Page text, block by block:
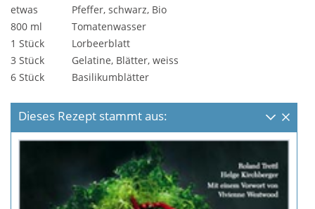
etwas
Pfeffer, schwarz, Bio
800 ml
Tomatenwasser
1 Stück
Lorbeerblatt
3 Stück
Gelatine, Blätter, weiss
6 Stück
Basilikumblätter
Dieses Rezept stammt aus: